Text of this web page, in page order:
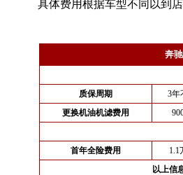
具体费用根据车型不同以到店
奔
质保周期
3年
更换机油机滤费用
首年全险费用
1.1
以上信